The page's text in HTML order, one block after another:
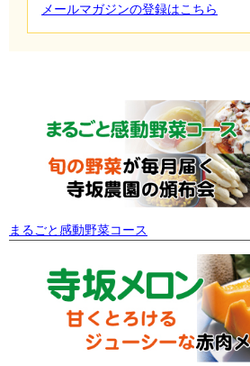
メールマガジンの登録はこちら
まるごと感動野菜コース